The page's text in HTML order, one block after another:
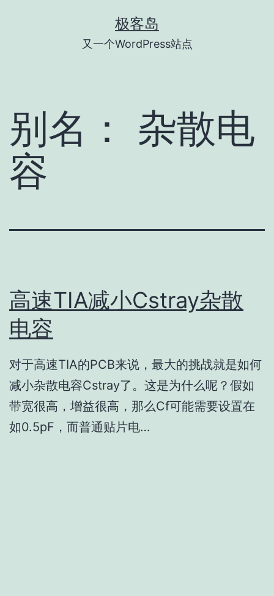
极客岛
又一个WordPress站点
别名： 杂散电
容
高速TIA减小Cstray杂散
电容
对于高速TIA的PCB来说，最大的挑战就是如何
减小杂散电容Cstray了。这是为什么呢？假如
带宽很高，增益很高，那么Cf可能需要设置在
如0.5pF，而普通贴片电…